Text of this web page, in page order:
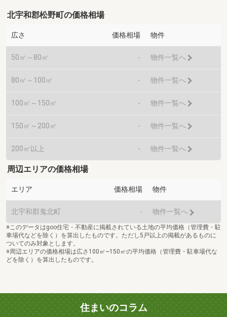
北宇和郡松野町の価格相場
広さ 価格相場 物件
50㎡～80㎡ - 物件一覧へ
80㎡～100㎡ - 物件一覧へ
100㎡～150㎡ - 物件一覧へ
150㎡～200㎡ - 物件一覧へ
200㎡以上 - 物件一覧へ
周辺エリアの価格相場
エリア 価格相場 物件
北宇和郡鬼北町 - 物件一覧へ
※このデータはgoo住宅・不動産に掲載されている土地の平均価格（管理費・駐
車場代などを除く）を算出したものです。ただし5戸以上の掲載があるものに
ついてのみ対象とします。
※周辺エリアの価格相場は広さ100㎡~150㎡の平均価格（管理費・駐車場代な
どを除く）を算出したものです。
住まいのコラム